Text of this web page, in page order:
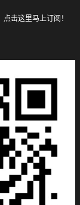
点击这里马上订阅！